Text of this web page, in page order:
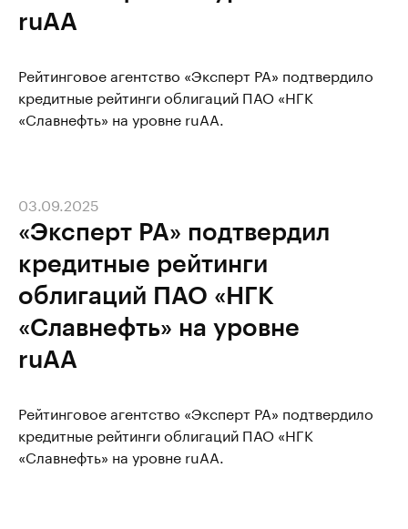
ruAA
Рейтинговое агентство «Эксперт РА» подтвердило
кредитные рейтинги облигаций ПАО «НГК
«Славнефть» на уровне ruAA.
«Эксперт РА» подтвердил
кредитные рейтинги
облигаций ПАО «НГК
«Славнефть» на уровне
ruAA
03.09.2025
Рейтинговое агентство «Эксперт РА» подтвердило
кредитные рейтинги облигаций ПАО «НГК
«Славнефть» на уровне ruAA.